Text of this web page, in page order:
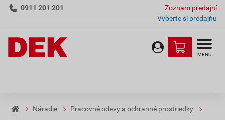
0911 201 201
Zoznam predajní
Vyberte si predajňu
MENU
Náradie
Pracovné odevy a ochranné prostriedky